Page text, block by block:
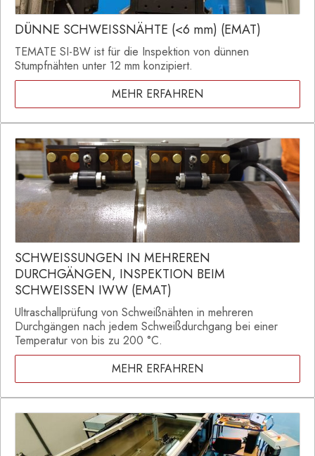
DÜNNE SCHWEISSNÄHTE (<6 mm) (EMAT)
TEMATE SI-BW ist für die Inspektion von dünnen
Stumpfnähten unter 12 mm konzipiert.
MEHR ERFAHREN
SCHWEISSUNGEN IN MEHREREN
DURCHGÄNGEN, INSPEKTION BEIM
SCHWEISSEN IWW (EMAT)
Ultraschallprüfung von Schweißnähten in mehreren
Durchgängen nach jedem Schweißdurchgang bei einer
Temperatur von bis zu 200 °C.
MEHR ERFAHREN